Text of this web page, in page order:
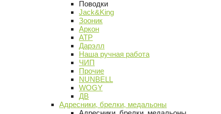
Поводки
Jack&King
Зооник
Аркон
АТР
Дарэлл
Наша ручная работа
ЧИП
Прочие
NUNBELL
WOGY
ДВ
Адресники, брелки, медальоны